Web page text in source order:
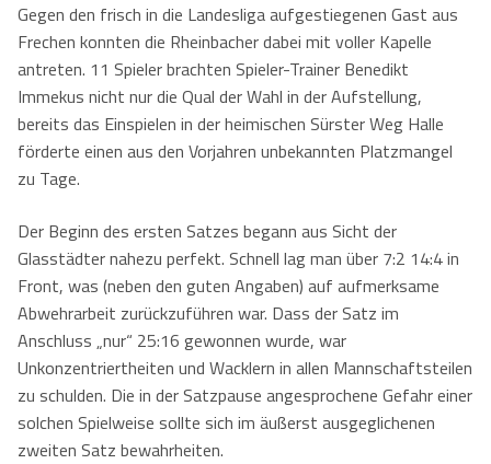
Damen
Mixed
Kontaktformular
Anfahrt
Impressum
Datenschutzerklärung
Jobs
Gegen den frisch in die Landesliga aufgestiegenen Gast aus
Frechen konnten die Rheinbacher dabei mit voller Kapelle
antreten. 11 Spieler brachten Spieler-Trainer Benedikt
Immekus nicht nur die Qual der Wahl in der Aufstellung,
bereits das Einspielen in der heimischen Sürster Weg Halle
förderte einen aus den Vorjahren unbekannten Platzmangel
zu Tage.
Der Beginn des ersten Satzes begann aus Sicht der
Glasstädter nahezu perfekt. Schnell lag man über 7:2 14:4 in
Front, was (neben den guten Angaben) auf aufmerksame
Abwehrarbeit zurückzuführen war. Dass der Satz im
Anschluss „nur“ 25:16 gewonnen wurde, war
Unkonzentriertheiten und Wacklern in allen Mannschaftsteilen
zu schulden. Die in der Satzpause angesprochene Gefahr einer
solchen Spielweise sollte sich im äußerst ausgeglichenen
zweiten Satz bewahrheiten.